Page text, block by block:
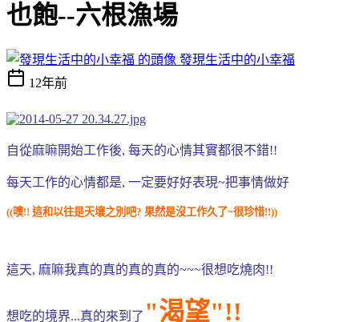
也飽--六根漁場
發現生活中的小幸福
12年前
自從麻嘛開始工作後, 每天的心情其實都很不錯!!
每天工作的心情都是, 一定要好好表現~把事情做好
((噢!! 這和以往是天壤之別吧? 果然是沒工作久了~很珍惜!!))
這天, 麻嘛我真的真的真的真的~~~很想吃燒肉!!
想吃的境界...真的來到了 "渴望"!!